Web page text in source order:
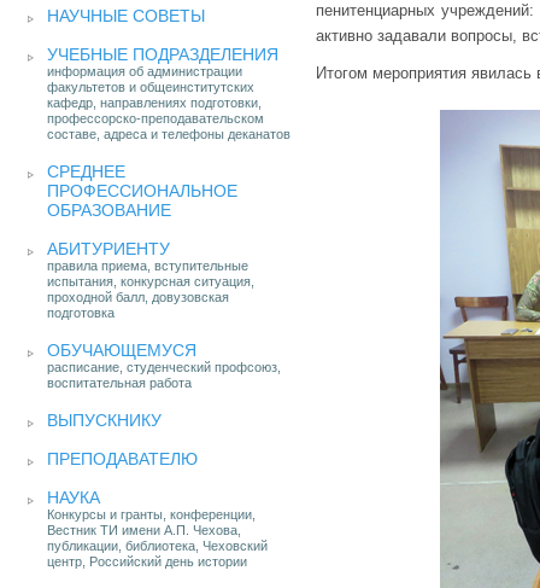
НАУЧНЫЕ СОВЕТЫ
УЧЕБНЫЕ ПОДРАЗДЕЛЕНИЯ
информация об администрации
факультетов и общеинститутских
кафедр, направлениях подготовки,
профессорско-преподавательском
составе, адреса и телефоны деканатов
СРЕДНЕЕ
ПРОФЕССИОНАЛЬНОЕ
ОБРАЗОВАНИЕ
АБИТУРИЕНТУ
правила приема, вступительные
испытания, конкурсная ситуация,
проходной балл, довузовская
подготовка
ОБУЧАЮЩЕМУСЯ
расписание, студенческий профсоюз,
воспитательная работа
ВЫПУСКНИКУ
ПРЕПОДАВАТЕЛЮ
НАУКА
Конкурсы и гранты, конференции,
Вестник ТИ имени А.П. Чехова,
публикации, библиотека, Чеховский
центр, Российский день истории
пенитенциарных
активно задавали вопросы,
Итогом мероприятия